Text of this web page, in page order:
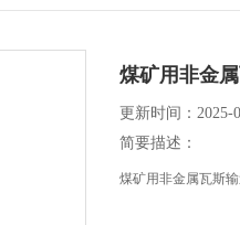
煤矿用非金
更新时间：2025-
简要描述：
煤矿用非金属瓦斯